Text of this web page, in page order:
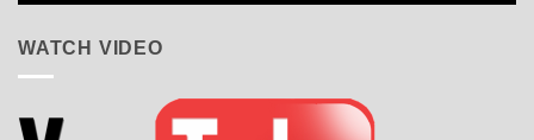
WATCH VIDEO